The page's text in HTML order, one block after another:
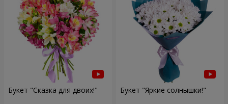
Букет "Сказка для двоих!" Букет "Яркие солнышки!"